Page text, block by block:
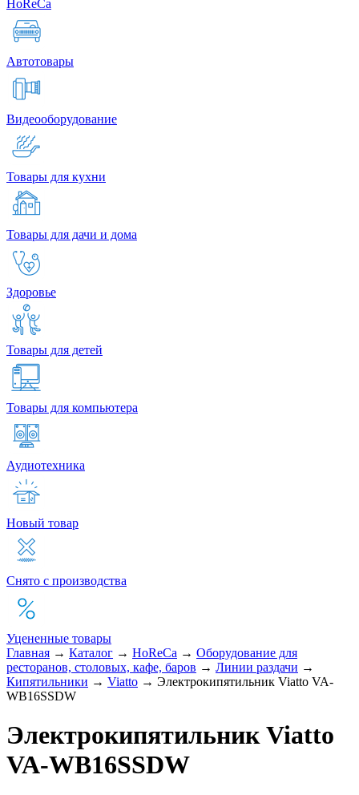
HoReCa
Автотовары
Видеооборудование
Товары для кухни
Товары для дачи и дома
Здоровье
Товары для детей
Товары для компьютера
Аудиотехника
Новый товар
Снято с производства
Уцененные товары
Главная → Каталог → HoReCa → Оборудование для
ресторанов, столовых, кафе, баров → Линии раздачи →
Кипятильники → Viatto → Электрокипятильник Viatto VA-
WB16SSDW
Электрокипятильник Viatto
VA-WB16SSDW